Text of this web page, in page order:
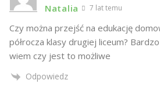
Natalia 7 lat temu
Czy można przejść na edukację
półrocza klasy drugiej liceum?
wiem czy jest to możliwe
Odpowiedz